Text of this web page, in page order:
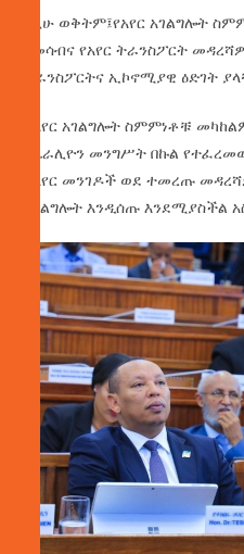
በዚሁ ወቅትም፤የአየር አገልግሎት
በመሳብና የአየር ትራንስፖርት
ትራንስፖርትና ኢኮኖሚያዊ ዕድገት
ከአየር አገልግሎት ስምምነቶቹ
በሴራሊዮን መንግሥት በኩል
ለአየር መንገዶች ወደ ተመረጡ
አገልግሎት እንዲሰጡ እንደሚያስችል